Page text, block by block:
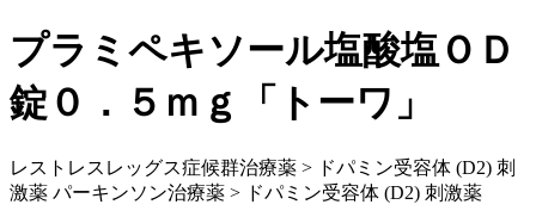
プラミペキソール塩酸塩ＯＤ
錠０．５ｍｇ「トーワ」
レストレスレッグス症候群治療薬 > ドパミン受容体 (D2) 刺
激薬 パーキンソン治療薬 > ドパミン受容体 (D2) 刺激薬